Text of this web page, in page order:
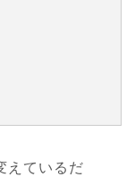
えているだ